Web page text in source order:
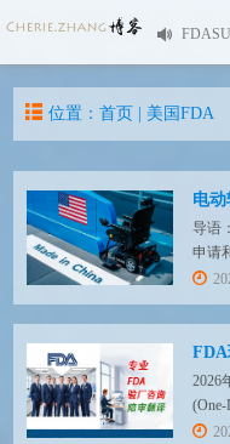
位置：首页 | 美国FDA
导语
申请
准严
点、
案，
FDA
椅、
2026
频、